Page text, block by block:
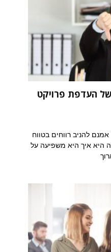
העדפת פרויקט
להניב רווחים בטווח
היא איך היא משפיעה על